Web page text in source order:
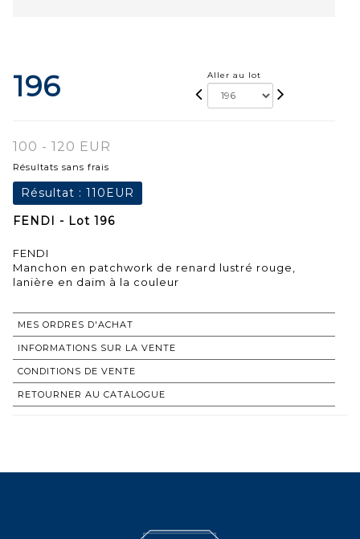
196 Aller au lot
100 - 120 EUR
Résultats sans frais
Résultat : 110EUR
FENDI - Lot 196
FENDI
Manchon en patchwork de renard lustré rouge,
lanière en daim à la couleur
MES ORDRES D'ACHAT
INFORMATIONS SUR LA VENTE
CONDITIONS DE VENTE
RETOURNER AU CATALOGUE